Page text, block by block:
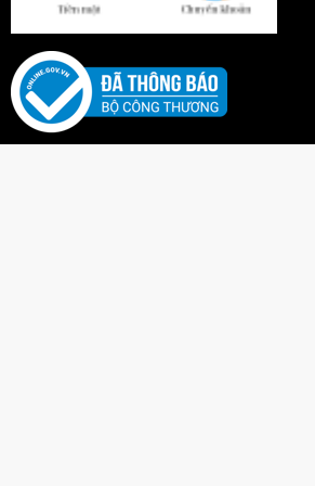
Độ tuổi phù hợp:3+
Hướng Dẫn Sử Dụng
Lắp đặt khung bàn cờ caro trên
hoặc ngoài sân.